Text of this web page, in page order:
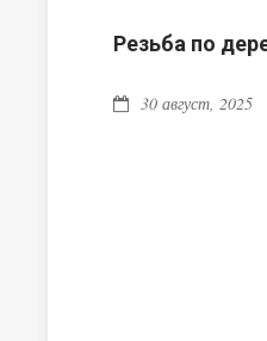
Резьба по
30 август, 2025